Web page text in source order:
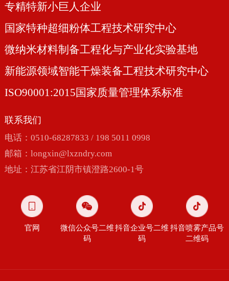
专精特新小巨人企业
国家特种超细粉体工程技术研究中心
微纳米材料制备工程化与产业化实验基地
新能源领域智能干燥装备工程技术研究中心
ISO90001:2015国家质量管理体系标准
联系我们
电话：0510-68287833 / 198 5011 0998
邮箱： longxin@lxzndry.com
地址：江苏省江阴市镇澄路2600-1号
官网
微信公众号二维
码
抖音企业号二维
码
抖音喷雾产品号
二维码